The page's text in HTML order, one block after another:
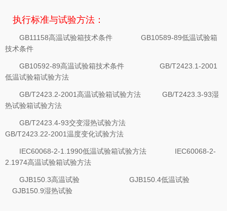
执行标准与试验方法：
GB11158高温试验箱技术条件 GB10589-89低温试验箱
技术条件
GB10592-89高温试验箱技术条件 GB/T2423.1-2001
低温试验箱试验方法
GB/T2423.2-2001高温试验箱试验方法 GB/T2423.3-93湿
热试验箱试验方法
GB/T2423.4-93交变湿热试验方法
GB/T2423.22-2001温度变化试验方法
IEC60068-2-1.1990低温试验箱试验方法 IEC60068-2-
2.1974高温试验箱试验方法
GJB150.3高温试验 GJB150.4低温试验
GJB150.9湿热试验